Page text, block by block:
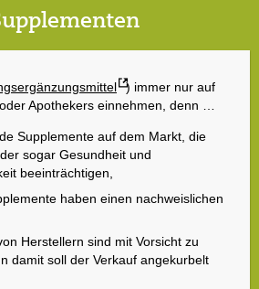
) immer nur auf
Apothekers einnehmen, denn …
Supplemente auf dem Markt, die
sogar Gesundheit und
beeinträchtigen,
haben einen nachweislichen
Herstellern sind mit Vorsicht zu
damit soll der Verkauf angekurbelt